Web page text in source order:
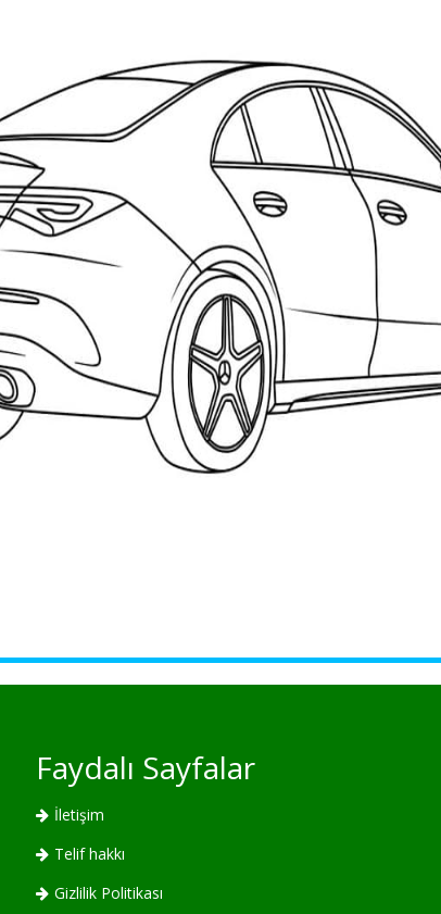
Faydalı Sayfalar
İletişim
Telif hakkı
Gizlilik Politikası